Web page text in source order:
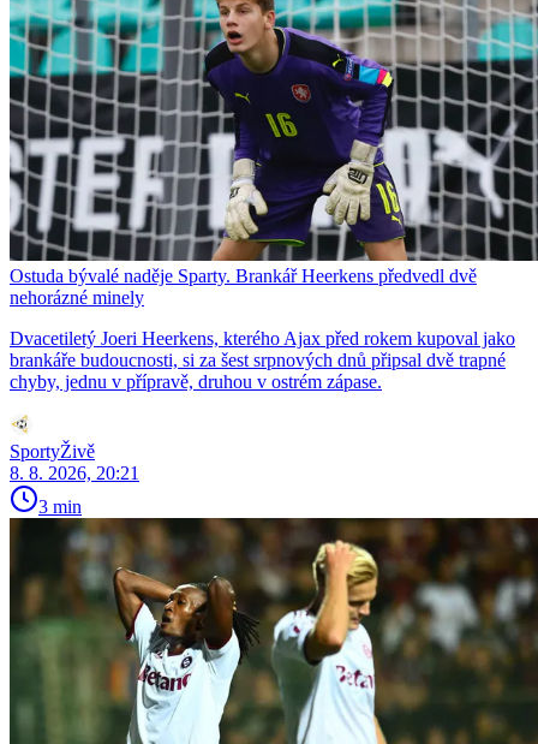
Ostuda bývalé naděje Sparty. Brankář Heerkens předvedl dvě
nehorázné minely
Dvacetiletý Joeri Heerkens, kterého Ajax před rokem kupoval jako
brankáře budoucnosti, si za šest srpnových dnů připsal dvě trapné
chyby, jednu v přípravě, druhou v ostrém zápase.
SportyŽivě
8. 8. 2026, 20:21
3 min